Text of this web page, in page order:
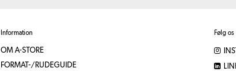
Information
OM A-STORE
FORMAT-/RUDEGUIDE
Følg os